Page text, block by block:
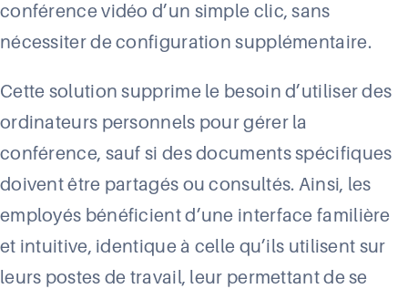
conférence vidéo d’un simple clic, sans
nécessiter de configuration supplémentaire.
Cette solution supprime le besoin d’utiliser des
ordinateurs personnels pour gérer la
conférence, sauf si des documents spécifiques
doivent être partagés ou consultés. Ainsi, les
employés bénéficient d’une interface familière
et intuitive, identique à celle qu’ils utilisent sur
leurs postes de travail, leur permettant de se